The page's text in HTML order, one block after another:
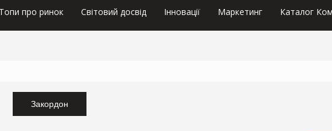
Топи про ринок Світовий досвід Інновації Маркетинг Каталог
Закордон